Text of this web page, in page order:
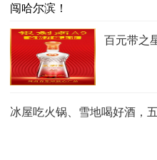
百元带之
冰屋吃火锅、雪地喝好酒，